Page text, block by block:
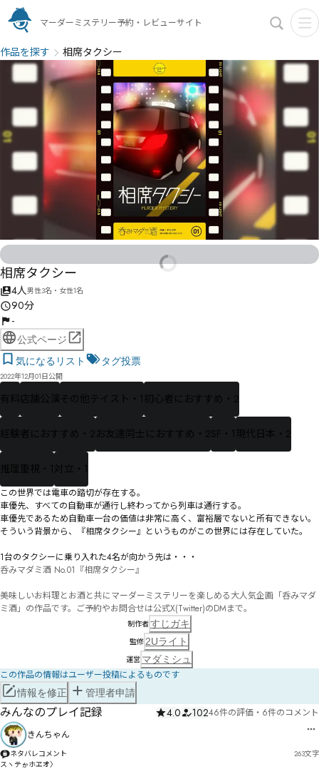
マーダーミステリー予約・レビューサイト
作品を探す 相席タクシー
相席タクシー
4人男性3名・女性1名
90分
-
公式ページ
気になるリスト
タグ投票
2022年12月01日公開
有料 店舗公演 その他テイスト・1初心者におすすめ・2
経験者におすすめ・2お友達同士におすすめ・2SF・1現代日本・2
推理重視・1 対立・1
この世界では電車の踏切が存在する。
車優先、すべての自動車が通行し終わってから列車は通行する。
車優先であるため自動車一台の価値は非常に高く、富裕層でないと所有できない。
そういう背景から、『相席タクシー』というものがこの世界には存在していた。
1台のタクシーに乗り入れた4名が向かう先は・・・
呑みマダミ酒 No.01『相席タクシー』
美味しいお料理とお酒と共にマーダーミステリーを楽しめる大人気企画「呑みマダ
ミ酒」の作品です。ご予約やお問合せは公式X(Twitter)のDMまで。
制作者すじガキ
監修 2Uライト
運営 マダミシュ
この作品の情報はユーザー投稿によるものです
情報を修正 管理者申請
みんなのプレイ記録 4.0 10246件の評価 ・ 6件のコメント
きんちゃん
ネタバレコメント 263文字
スヽテゕホヱオ〉